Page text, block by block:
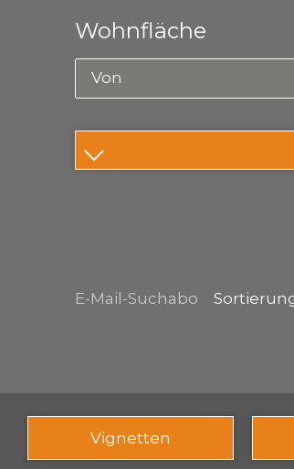
Wohnfläche
Von
E-Mail-Suchabo
Vignetten